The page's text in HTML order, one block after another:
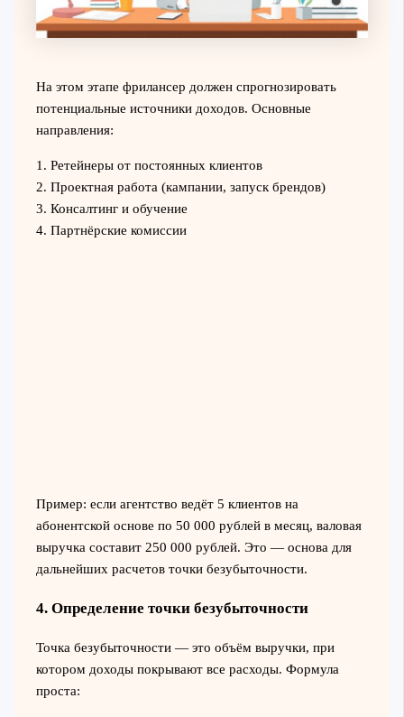
На этом этапе фрилансер должен спрогнозировать
потенциальные источники доходов. Основные
направления:
1. Ретейнеры от постоянных клиентов
2. Проектная работа (кампании, запуск брендов)
3. Консалтинг и обучение
4. Партнёрские комиссии
Пример: если агентство ведёт 5 клиентов на
абонентской основе по 50 000 рублей в месяц, валовая
выручка составит 250 000 рублей. Это — основа для
дальнейших расчетов точки безубыточности.
4. Определение точки безубыточности
Точка безубыточности — это объём выручки, при
котором доходы покрывают все расходы. Формула
проста: